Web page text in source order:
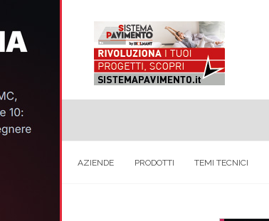
AZIENDE PRODOTTI TEMI TECNICI